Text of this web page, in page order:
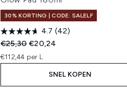
30% KORTING | CODE: SALELF
4.7 (42)
Recommended Retail Price:
€25,30Huidige prijs:
€20,24
€112,44 per L
SNEL KOPEN